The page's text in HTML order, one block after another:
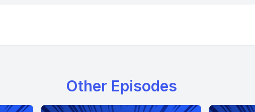
Other Episodes